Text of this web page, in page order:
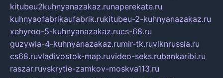
kitubeu2kuhnyanazakaz.runaperekate.ru
kuhnyaofabrikaufabrik.rukitubeu-2-kuhnyanazakaz.ru
xehyroo-5-kuhnyanazakaz.rucs-68.ru
guzywia-4-kuhnyanazakaz.rumir-tk.ruvlknrussia.ru
cs68.ruvladivostok-map.ruvideo-seks.rubankaribi.ru
raszar.ruvskrytie-zamkov-moskva113.ru